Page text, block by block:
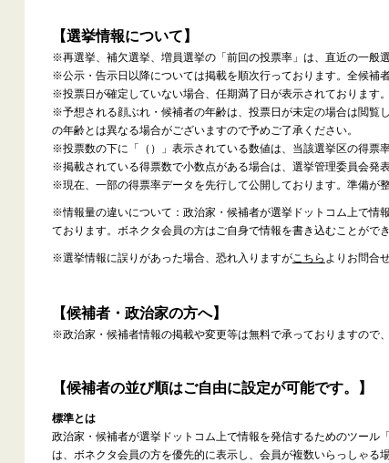
【選挙情報について】
※再選挙、補欠選挙、増員選挙の「前回の投票率」は、直近の一般
※公示・告示日以降については掲載を順次行っております。全候補
※投票日が確定していない場合、任期満了日が表示されております
※予想される顔ぶれ・候補者の年齢は、投票日が未定の場合は閲覧
の年齢とは異なる場合がございますので予めご了承ください。
※投票数の下に「（）」表示されている数値は、当該選挙区の得票率
※掲載されている得票数で小数点がある場合は、選挙管理委員会発
※現在、一部の得票率データを先行して公開しております。準備が
※情報量の違いについて：政治家・候補者が選挙ドットコム上で情
ております。ボネクタ会員の方はご自身で情報を書き込むことがで
※選挙情報に誤りがあった場合、恐れ入りますがこちら よりお問合
【候補者・政治家の方へ】
※政治家・候補者情報の掲載や変更等は無料で承っておりますので、
【候補者の並び順はご自由に設定が可能です。】
標準とは
政治家・候補者が選挙ドットコム上で情報を発信するためのツー
は、ボネクタ会員の方を優先的に表示し、会員が複数いらっしゃ